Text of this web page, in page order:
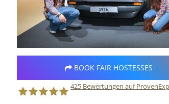
BOOK FAIR HOSTESSES
425 Bewertungen auf